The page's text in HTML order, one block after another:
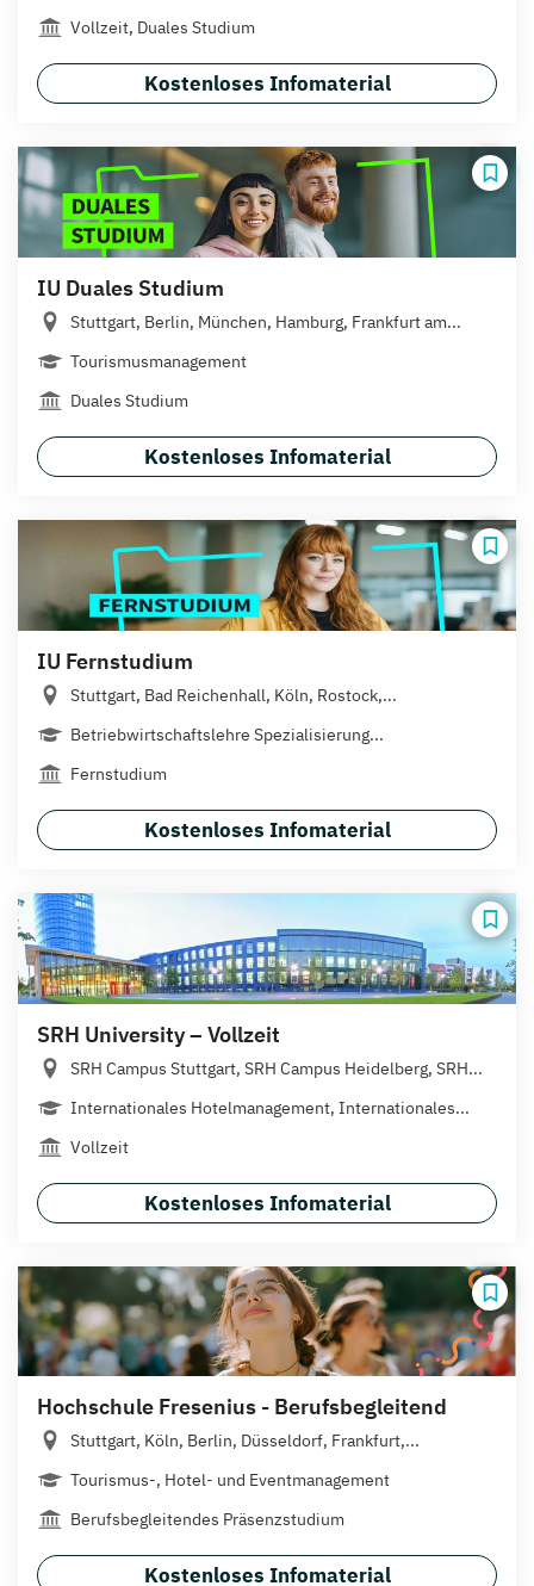
Vollzeit, Duales Studium
Kostenloses Infomaterial
IU Duales Studium
Stuttgart, Berlin, München, Hamburg, Frankfurt am...
Tourismusmanagement
Duales Studium
Kostenloses Infomaterial
IU Fernstudium
Stuttgart, Bad Reichenhall, Köln, Rostock,...
Betriebwirtschaftslehre Spezialisierung...
Fernstudium
Kostenloses Infomaterial
SRH University – Vollzeit
SRH Campus Stuttgart, SRH Campus Heidelberg, SRH...
Internationales Hotelmanagement, Internationales...
Vollzeit
Kostenloses Infomaterial
Hochschule Fresenius - Berufsbegleitend
Stuttgart, Köln, Berlin, Düsseldorf, Frankfurt,...
Tourismus-, Hotel- und Eventmanagement
Berufsbegleitendes Präsenzstudium
Kostenloses Infomaterial